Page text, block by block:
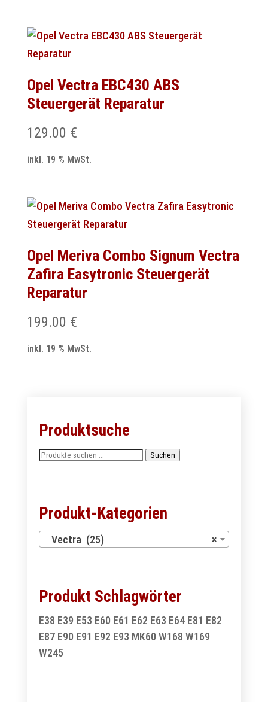
Opel Vectra EBC430 ABS
Steuergerät Reparatur
129.00 €
inkl. 19 % MwSt.
Opel Meriva Combo Signum Vectra
Zafira Easytronic Steuergerät
Reparatur
199.00 €
inkl. 19 % MwSt.
Produktsuche
Suchen
Suchen
Produkt-Kategorien
×
Vectra (25)
Produkt Schlagwörter
E38 E39 E53 E60 E61 E62 E63 E64 E81 E82
E87 E90 E91 E92 E93 MK60 W168 W169
W245